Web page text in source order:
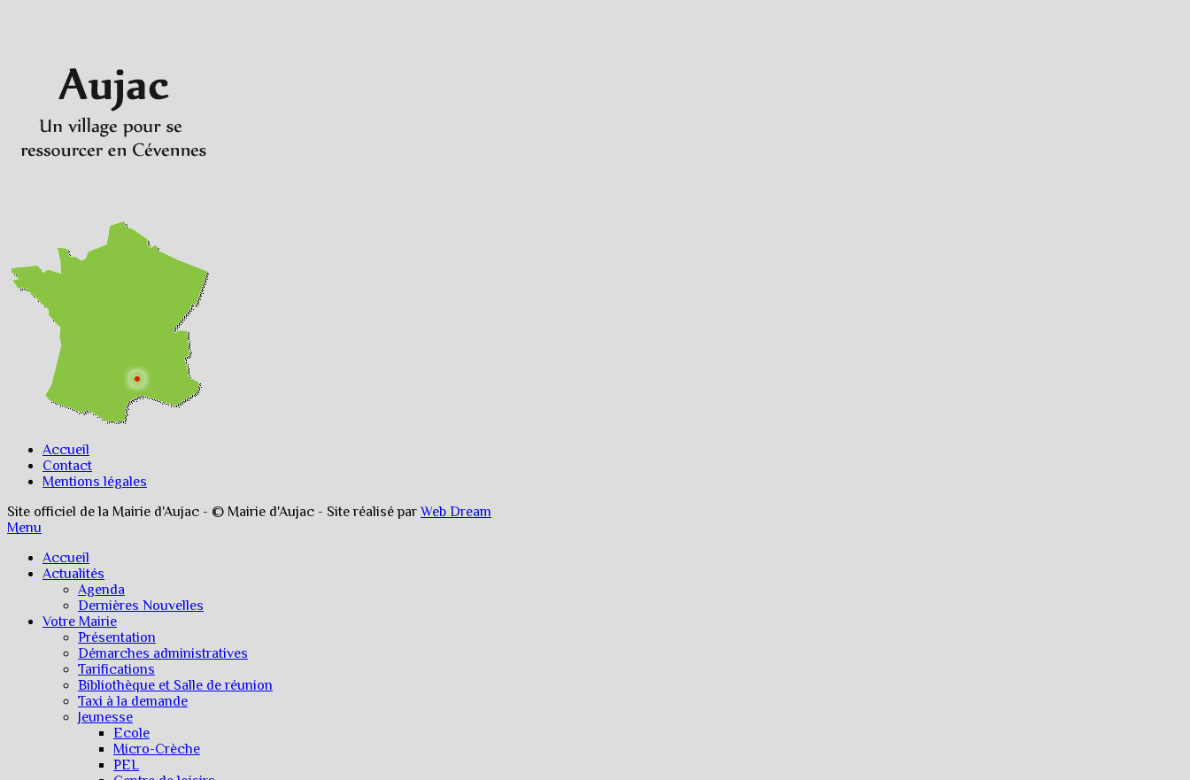
Accueil
Contact
Mentions légales
Site officiel de la Mairie d'Aujac - © Mairie d'Aujac - Site réalisé parWeb Dream
Menu
Accueil
Actualités
Agenda
Dernières Nouvelles
Votre Mairie
Présentation
Démarches administratives
Tarifications
Bibliothèque et Salle de réunion
Taxi à la demande
Jeunesse
Ecole
Micro-Crèche
PEL